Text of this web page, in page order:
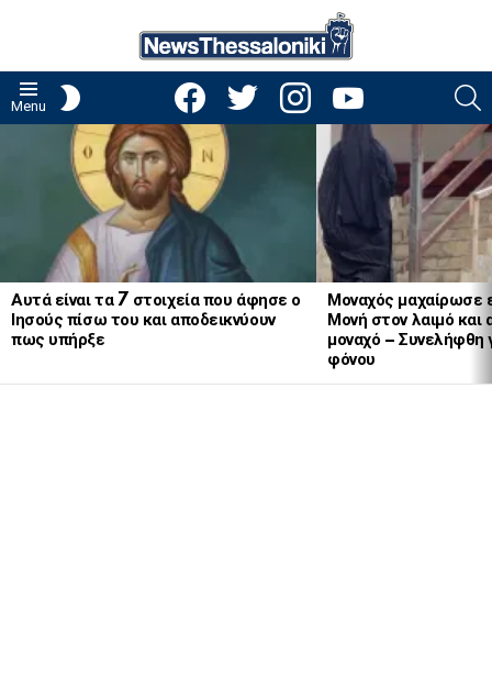
Menu
facebooktwitter instagramyoutube
Αυτά είναι τα 7 στοιχεία που άφησε ο
Ιησούς πίσω του και αποδεικνύουν
πως υπήρξε
Μοναχός μαχαίρωσε
Μονή στον λαιμό και
μοναχό – Συνελήφθη
φόνου